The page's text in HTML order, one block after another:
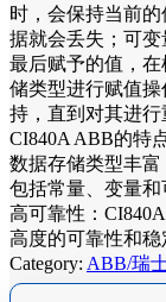
时，会保持当前
据就会丢失；可
最后赋予的值，
储类型进行赋值
持，直到对其进行
CI840A ABB的特
数据存储类型丰富
包括常量、变量和
高可靠性：
高度的可靠性和
Category: ABB/瑞